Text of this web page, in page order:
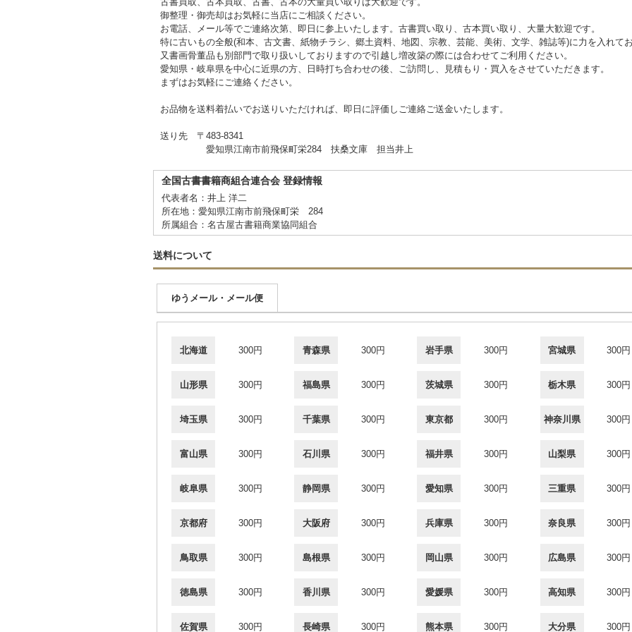
御整理・御売却はお気軽に当店にご相談ください。
お電話、メール等でご連絡次第、即日に参上いたします。古書買い取り、古本買い取り、大量大歓迎です。
特に古いもの全般(和本、古文書、紙物チラシ、郷土資料、地図、宗教、芸能、美術、文学、雑誌等)に力を入れてお
又書画骨董品も別部門で取り扱いしておりますので引越し増改築の際には合わせてご利用ください。
愛知県・岐阜県を中心に近県の方、日時打ち合わせの後、ご訪問し、見積もり・買入をさせていただきます。
まずはお気軽にご連絡ください。
お品物を送料着払いでお送りいただければ、即日に評価しご連絡ご送金いたします。
送り先 〒483-8341
愛知県江南市前飛保町栄284 扶桑文庫 担当井上
全国古書書籍商組合連合会 登録情報
代表者名：井上 洋二
所在地：愛知県江南市前飛保町栄 284
所属組合：名古屋古書籍商業協同組合
送料について
ゆうメール・メール便
北海道 300円 青森県 300円 岩手県 300円 宮城県 300円
山形県 300円 福島県 300円 茨城県 300円 栃木県 300円
埼玉県 300円 千葉県 300円 東京都 300円 神奈川県 300円
富山県 300円 石川県 300円 福井県 300円 山梨県 300円
岐阜県 300円 静岡県 300円 愛知県 300円 三重県 300円
京都府 300円 大阪府 300円 兵庫県 300円 奈良県 300円
鳥取県 300円 島根県 300円 岡山県 300円 広島県 300円
徳島県 300円 香川県 300円 愛媛県 300円 高知県 300円
佐賀県 300円 長崎県 300円 熊本県 300円 大分県 300円